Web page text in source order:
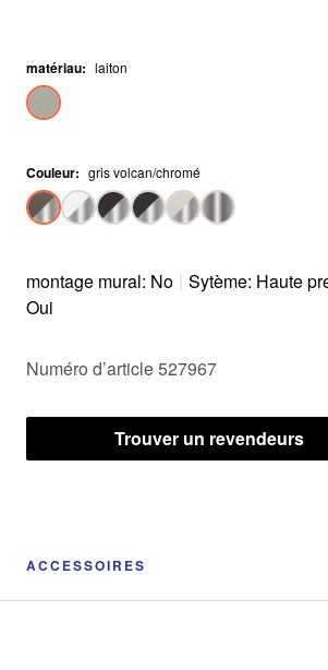
matériau: laiton
Couleur: gris volcan/chromé
montage mural: No | Sytème: Haute
Oui
Numéro d’article 527967
Trouver un revendeurs
ACCESSOIRES